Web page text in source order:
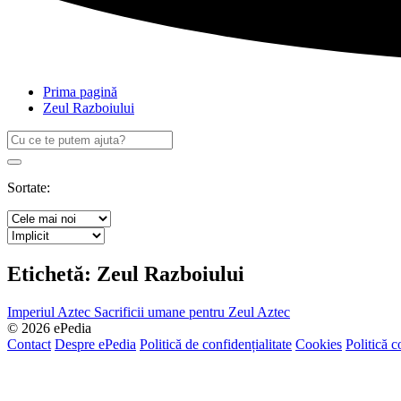
Prima pagină
Zeul Razboiului
Caută
după:
Search
Sortate:
Etichetă: Zeul Razboiului
Imperiul Aztec Sacrificii umane pentru Zeul Aztec
© 2026 ePedia
Contact Despre ePedia Politică de confidențialitate Cookies Politică